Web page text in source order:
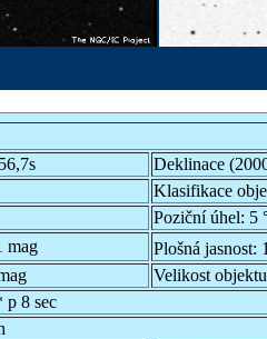
Deklinace
Klasifikace
Poziční úhel: 5
mag Plošná jasnost:
Velikost
8 sec